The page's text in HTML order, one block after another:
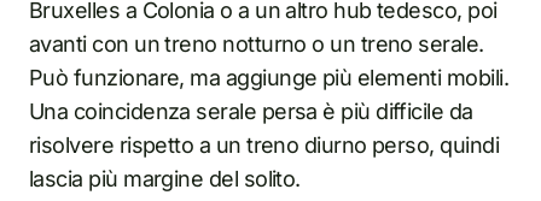
Bruxelles a Colonia o a un altro hub tedesco, poi
avanti con un treno notturno o un treno serale.
Può funzionare, ma aggiunge più elementi mobili.
Una coincidenza serale persa è più difficile da
risolvere rispetto a un treno diurno perso, quindi
lascia più margine del solito.